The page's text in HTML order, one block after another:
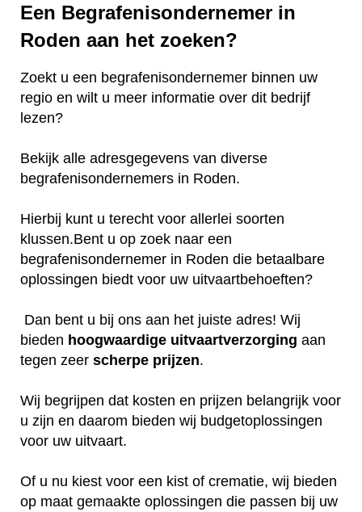
Een Begrafenisondernemer in
Roden aan het zoeken?
Zoekt u een begrafenisondernemer binnen uw
regio en wilt u meer informatie over dit bedrijf
lezen?
Bekijk alle adresgegevens van diverse
begrafenisondernemers in Roden.
Hierbij kunt u terecht voor allerlei soorten
klussen.Bent u op zoek naar een
begrafenisondernemer in Roden die betaalbare
oplossingen biedt voor uw uitvaartbehoeften?
Dan bent u bij ons aan het juiste adres! Wij
bieden hoogwaardige uitvaartverzorging aan
tegen zeer scherpe prijzen.
Wij begrijpen dat kosten en prijzen belangrijk voor
u zijn en daarom bieden wij budgetoplossingen
voor uw uitvaart.
Of u nu kiest voor een kist of crematie, wij bieden
op maat gemaakte oplossingen die passen bij uw